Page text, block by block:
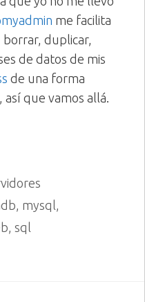
me facilita
borrar, duplicar,
de datos de mis
de una forma
así que vamos allá.
mysql
sql